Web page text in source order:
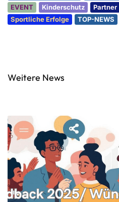
EVENT Kinderschutz Partner
Sportliche Erfolge
TOP-NEWS
Weitere News